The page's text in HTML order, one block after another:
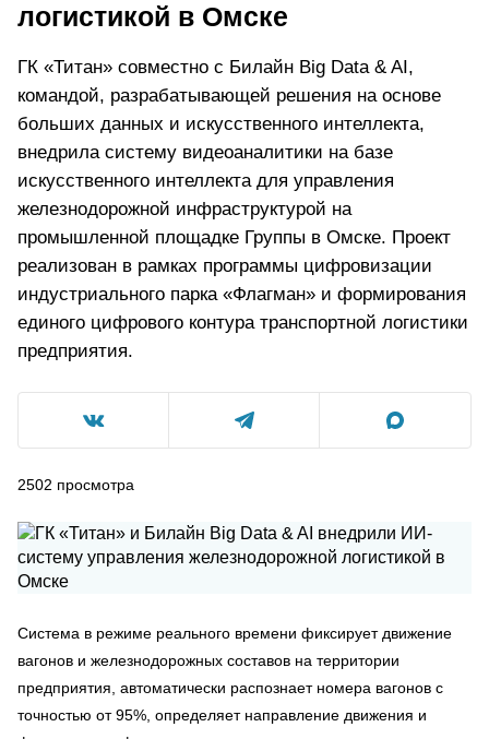
логистикой в Омске
ГК «Титан» совместно с Билайн Big Data & AI,
командой, разрабатывающей решения на основе
больших данных и искусственного интеллекта,
внедрила систему видеоаналитики на базе
искусственного интеллекта для управления
железнодорожной инфраструктурой на
промышленной площадке Группы в Омске. Проект
реализован в рамках программы цифровизации
индустриального парка «Флагман» и формирования
единого цифрового контура транспортной логистики
предприятия.
2502 просмотра
Система в режиме реального времени фиксирует движение
вагонов и железнодорожных составов на территории
предприятия, автоматически распознает номера вагонов с
точностью от 95%, определяет направление движения и